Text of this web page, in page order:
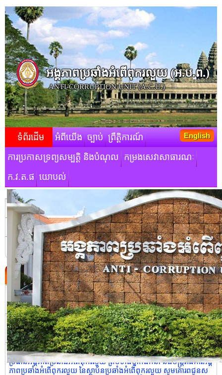
អង្គភាពប្រឆាំងអំពើពុករលួយ​ (អ.ប.ព.)
ANTI-CORRUPTION UNIT (A.C.U.)
ទំព័រដើម អំពីយើង ច្បាប់ ព្រឹត្តិការណ៍
ការប្រកាសទ្រព្យសម្បត្តិ និងបំណុល កម្រងសេវាសាធារណៈ
ក.វ.ត.ផ យោបល់
English
មតិស្វាគមន៍របស់ថ្នាក់ដឹកនាំ
ប្រវត្តិនៃអង្គភាពប្រឆាំងអំពើពុករលួយ
ទំនាក់ទំនង
ព្រឹត្តិការណ៍ថ្មី
ដីកា ស្តីពីការកំណត់តម្លៃសេវារដ្ឋបាលរបស់រដ្ឋបាលស្រុកដំណាក់ចង្អើរ។
NEW
សេចក្តីប្រកាសព័ត៌មាន លទ្ធផលនៃកិច្ចប្រជុំលេខាធិការដ្ឋាននៃ ស្ថាប័នប្រឆាំង
អំពើពុករលួយអាស៊ាន (ASEAN-PAC) លើកទី២២។NEW
សារលិខិតជូនពរ របស់កិត្តិនីតិកោសលបណ្ឌិត ឱម យ៉ិនទៀង ទេសរដ្ឋមន្រ្តី
ប្រធានអង្គភាពប្រឆាំងអំពើពុករលួយ ព្រមទាំងថ្នាក់ដឹកនាំ និងមន្រ្ដីរាជការអង្គ
ភាពប្រឆាំងអំពើពុករលួយ នៃស្ថាប័នប្រឆាំងអំពើពុករលួយ សូមគោរពជូនស